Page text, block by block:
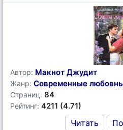
Автор: Макнот Джудит
Жанр: Современные
Страниц: 84
Рейтинг: 4211 (4.71)
Читать